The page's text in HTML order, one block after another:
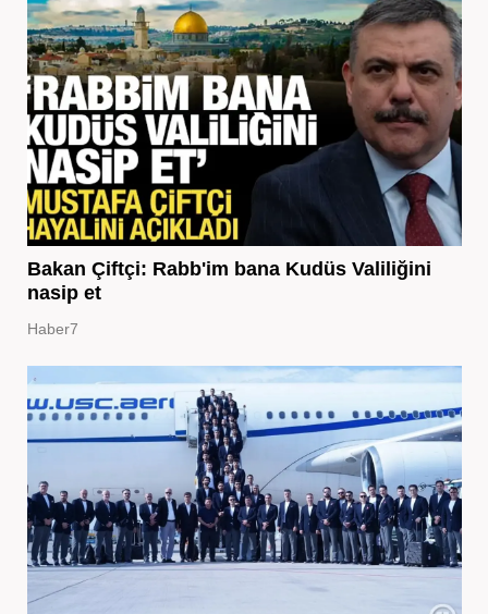
Bakan Çiftçi: Rabb'im bana Kudüs Valiliğini
nasip et
Haber7